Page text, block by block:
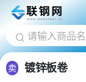
卖 镀锌板卷